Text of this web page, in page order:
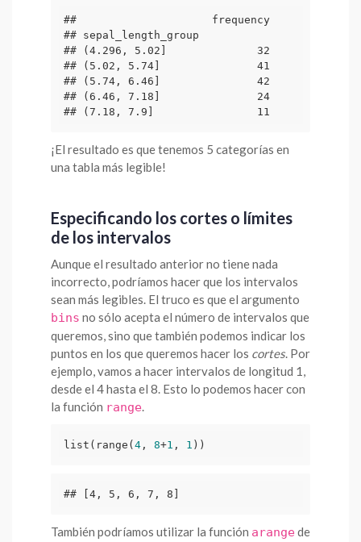
##                     frequency
## sepal_length_group
## (4.296, 5.02]              32
## (5.02, 5.74]               41
## (5.74, 6.46]               42
## (6.46, 7.18]               24
## (7.18, 7.9]                11
¡El resultado es que tenemos 5 categorías en
una tabla más legible!
Especificando los cortes o límites
de los intervalos
Aunque el resultado anterior no tiene nada
incorrecto, podríamos hacer que los intervalos
sean más legibles. El truco es que el argumento
bins no sólo acepta el número de intervalos que
queremos, sino que también podemos indicar los
puntos en los que queremos hacer los cortes. Por
ejemplo, vamos a hacer intervalos de longitud 1,
desde el 4 hasta el 8. Esto lo podemos hacer con
la función range.
list(range(4 , 8+1 , 1 ))
## [4, 5, 6, 7, 8]
También podríamos utilizar la función arangede